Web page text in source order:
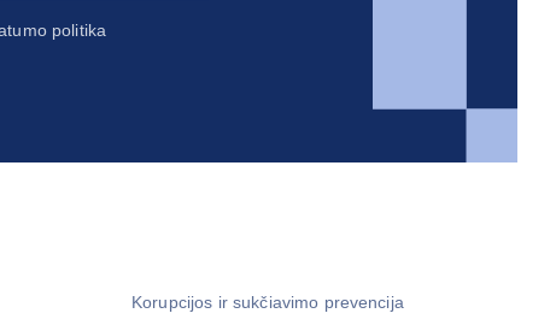
politika
Korupcijos ir sukčiavimo prevencija